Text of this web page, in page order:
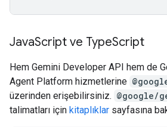
JavaScript ve TypeScript
Hem Gemini Developer API hem de
Agent Platform hizmetlerine
üzerinden erişebilirsiniz. @google/
talimatları için kitaplıklar sayfasına